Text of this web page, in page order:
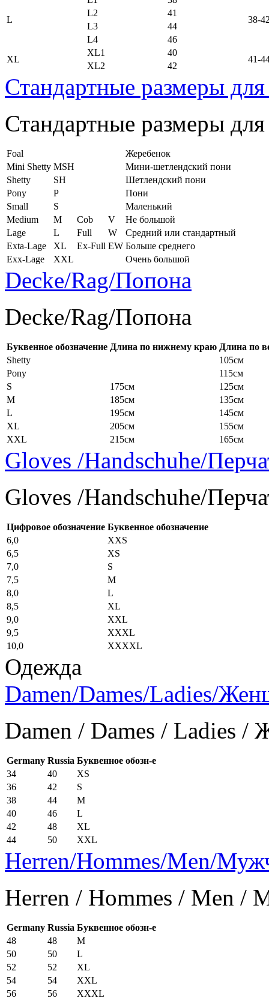
L
38-
L2
41
L3
44
L4
46
XL
XL1 40
41-
XL2 42
Стандартные размеры
Стандартные размеры
Foal
Жеребенок
Mini Shetty MSH
Мини-шетлендский пони
Shetty
SH
Шетлендский пони
Pony
P
Пони
Small
S
Маленький
Medium
M Cob V
Не большой
Lage
L Full W
Средний или стандартный
Exta-Lage
XL Ex-Full EW Больше среднего
Exx-Lage
XXL Очень большой
Decke/Rag/Попона
Decke/Rag/Попона
Буквенное обозначение Длина по нижнему краю Длина по
Shetty
105см
Pony
115см
S
175см
125см
M
185см
135см
L
195см
145см
XL
205см
155см
XXL
215см 165см
Gloves /Handschuhe/
Gloves /Handschuhe/
Цифровое обозначение Буквенное обозначение
6,0
XXS
6,5
XS
7,0
S
7,5
M
8,0
L
8,5
XL
9,0
XXL
9,5
XXXL
10,0
XXXXL
Одежда
Damen/Dames/Ladies/
Damen / Dames / Ladies
Germany Russia Буквенное обозн-е
34
40
XS
36
42
S
38
44
M
40
46
L
42
48
XL
44
50 XXL
Herren/Hommes/Men/
Herren / Hommes / Men /
Germany Russia Буквенное обозн-е
48
48
M
50
50
L
52
52
XL
54
54
XXL
56
56
XXXL